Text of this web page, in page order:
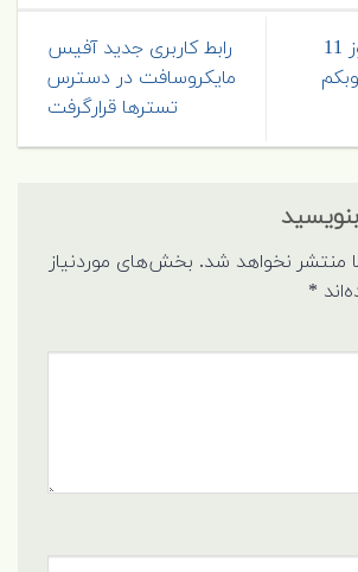
برای نصب ویندوز 11
رابط کاربری جدید آفیس
مایکروسافت در دسترس
تسترها قرارگرفت
منتشر نخواهد شد. بخش‌های موردنیاز
*